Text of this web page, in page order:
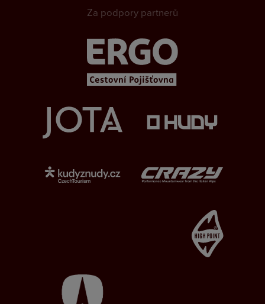
Za podpory partnerů